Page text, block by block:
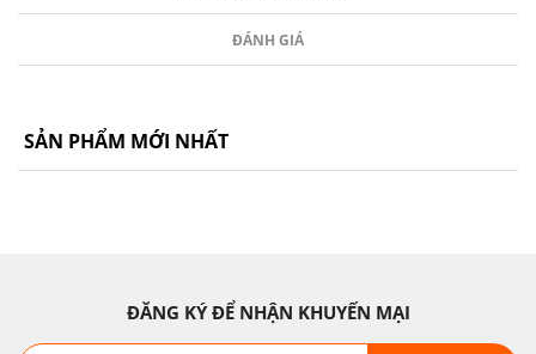
ĐÁNH GIÁ
SẢN PHẨM MỚI NHẤT
ĐĂNG KÝ ĐỂ NHẬN KHUYẾN MẠI